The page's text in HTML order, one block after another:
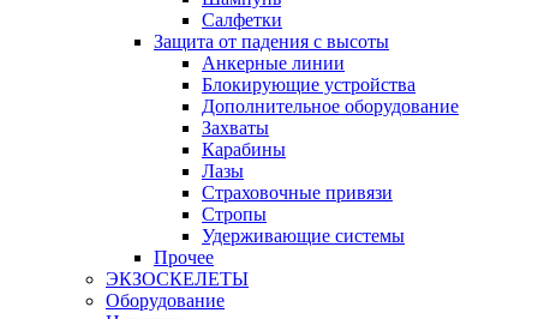
Салфетки
Защита от падения с высоты
Анкерные линии
Блокирующие устройства
Дополнительное оборудование
Захваты
Карабины
Лазы
Страховочные привязи
Стропы
Удерживающие системы
Прочее
ЭКЗОСКЕЛЕТЫ
Оборудование